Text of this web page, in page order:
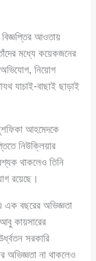
আওতায়
মধ্যে কয়েকজনের
অভিযোগ, নিয়োগ
যাচাই-বাছাই ছাড়াই
আহমেদকে
নিউক্লিয়ার
থাকলেও তিনি
রয়েছে।
এক বছরের অভিজ্ঞতা
কায়সারের
সরকারি
অভিজ্ঞতা না থাকলেও